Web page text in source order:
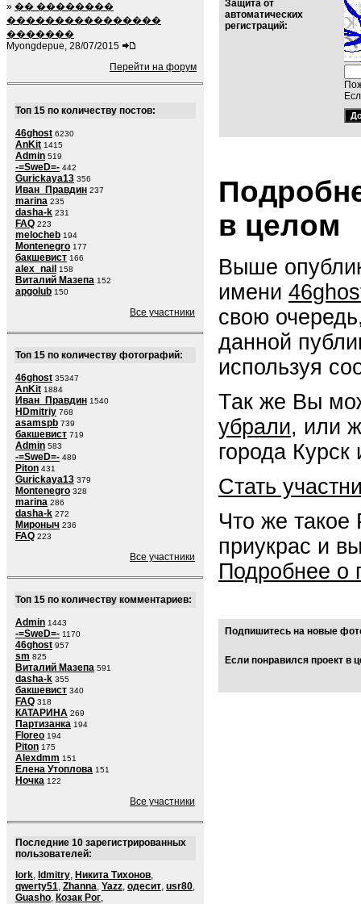
» �� ��������
����������������
�������
Myongdepue, 28/07/2015
Перейти на форум
Топ 15 по количеству постов:
46ghost 6230
AnKit 1415
Admin 519
-=SweD=- 442
Gurickaya13 356
Иван_Правдин 237
marina 235
dasha-k 231
FAQ 223
melocheb 194
Montenegro 177
бакшевист 166
alex_nail 158
Виталий Мазепа 152
apgolub 150
Все участники
Топ 15 по количеству фотографий:
46ghost 35347
AnKit 1884
Иван_Правдин 1540
HDmitriy 768
asamspb 739
бакшевист 719
Admin 583
-=SweD=- 489
Piton 431
Gurickaya13 379
Montenegro 328
marina 286
dasha-k 272
Мироныч 236
FAQ 223
Все участники
Топ 15 по количеству комментариев:
Admin 1443
-=SweD=- 1170
46ghost 957
sm 825
Виталий Мазепа 591
dasha-k 355
бакшевист 340
FAQ 318
КАТАРИНА 269
Партизанка 194
Floreo 194
Piton 175
Alexdmm 151
Елена Утоплова 151
Ночка 122
Все участники
Последние 10 зарегистрированных
пользователей:
lork, ldmitry, Никита Тихонов,
qwerty51, Zhanna, Yazz, одесит, usr80,
Guasho, Козак Рог,
Защита от
автоматических
регистраций:
в целом
Выше
имени
свою
данной
используя
Так же Вы
убрали, или
города
Стать
Что же такое
приукрас и
Подробнее о
Подпишитесь на новые
Если понравился проект в